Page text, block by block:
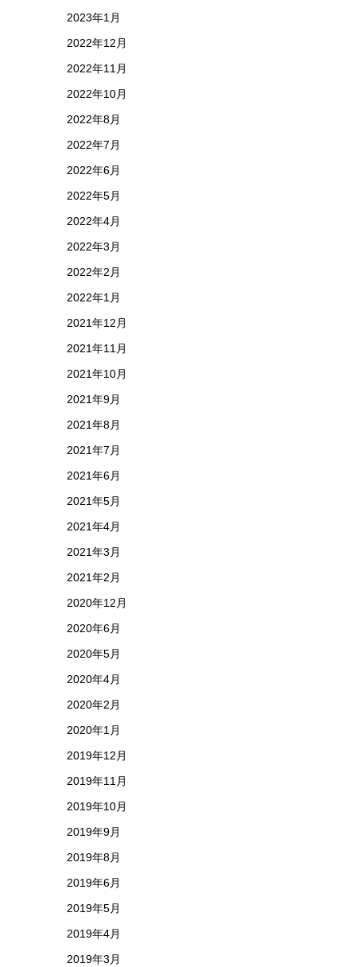
2023年1月
2022年12月
2022年11月
2022年10月
2022年8月
2022年7月
2022年6月
2022年5月
2022年4月
2022年3月
2022年2月
2022年1月
2021年12月
2021年11月
2021年10月
2021年9月
2021年8月
2021年7月
2021年6月
2021年5月
2021年4月
2021年3月
2021年2月
2020年12月
2020年6月
2020年5月
2020年4月
2020年2月
2020年1月
2019年12月
2019年11月
2019年10月
2019年9月
2019年8月
2019年6月
2019年5月
2019年4月
2019年3月